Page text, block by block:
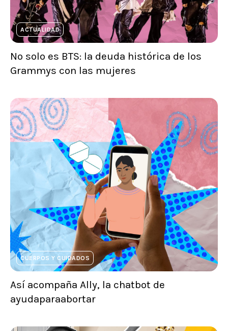
ACTUALIDAD
No solo es BTS: la deuda histórica de los
Grammys con las mujeres
CUERPOS Y CUIDADOS
Así acompaña Ally, la chatbot de
ayudaparaabortar